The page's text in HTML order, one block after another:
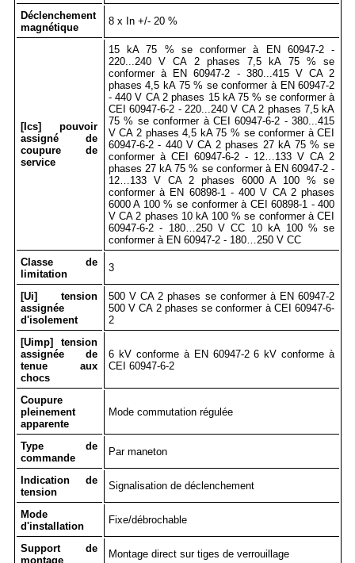
Déclenchement
magnétique
8 x In +/- 20 %
[Ics] pouvoir
assigné de
coupure de
service
15 kA 75 % se conformer à EN 60947-2 -
220...240 V CA 2 phases 7,5 kA 75 % se
conformer à EN 60947-2 - 380...415 V CA 2
phases 4,5 kA 75 % se conformer à EN 60947-2
- 440 V CA 2 phases 15 kA 75 % se conformer à
CEI 60947-6-2 - 220...240 V CA 2 phases 7,5 kA
75 % se conformer à CEI 60947-6-2 - 380...415
V CA 2 phases 4,5 kA 75 % se conformer à CEI
60947-6-2 - 440 V CA 2 phases 27 kA 75 % se
conformer à CEI 60947-6-2 - 12…133 V CA 2
phases 27 kA 75 % se conformer à EN 60947-2 -
12…133 V CA 2 phases 6000 A 100 % se
conformer à EN 60898-1 - 400 V CA 2 phases
6000 A 100 % se conformer à CEI 60898-1 - 400
V CA 2 phases 10 kA 100 % se conformer à CEI
60947-6-2 - 180…250 V CC 10 kA 100 % se
conformer à EN 60947-2 - 180…250 V CC
Classe de
limitation
3
[Ui] tension
assignée
d'isolement
500 V CA 2 phases se conformer à EN 60947-2
500 V CA 2 phases se conformer à CEI 60947-6-
2
[Uimp] tension
assignée de
tenue aux
chocs
6 kV conforme à EN 60947-2 6 kV conforme à
CEI 60947-6-2
Coupure
pleinement
apparente
Mode commutation régulée
Type de
commande
Par maneton
Indication de
tension
Signalisation de déclenchement
Mode
d'installation
Fixe/débrochable
Support de
montage
Montage direct sur tiges de verrouillage